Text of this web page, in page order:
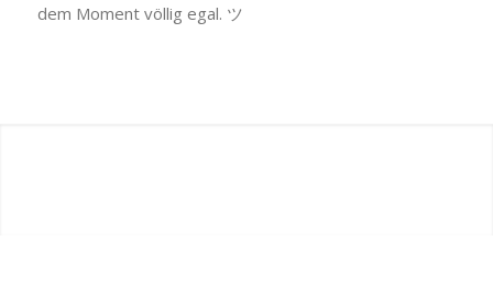
dem Moment völlig egal. ツ